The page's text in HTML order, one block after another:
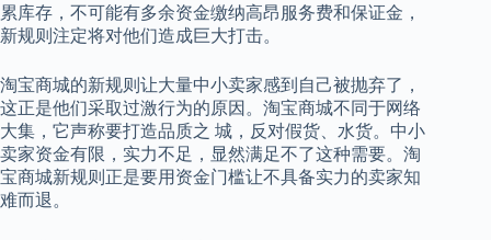
累库存，不可能有多余资金缴纳高昂服务费和保证金，
新规则注定将对他们造成巨大打击。
淘宝商城的新规则让大量中小卖家感到自己被抛弃了，
这正是他们采取过激行为的原因。淘宝商城不同于网络
大集，它声称要打造品质之 城，反对假货、水货。中小
卖家资金有限，实力不足，显然满足不了这种需要。淘
宝商城新规则正是要用资金门槛让不具备实力的卖家知
难而退。